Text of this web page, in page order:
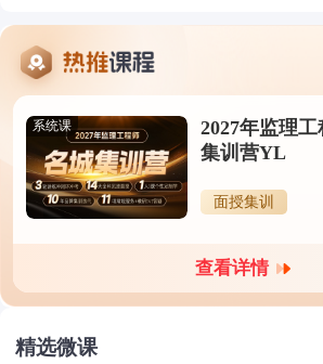
系统课
2027年监理
集训营YL
面授集训
查看详情
精选微课